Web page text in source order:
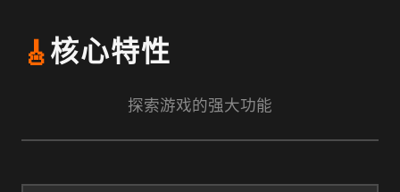
🎸核心特性
探索游戏的强大功能